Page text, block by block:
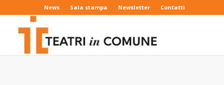
News Sala stampa Newsletter Contatti